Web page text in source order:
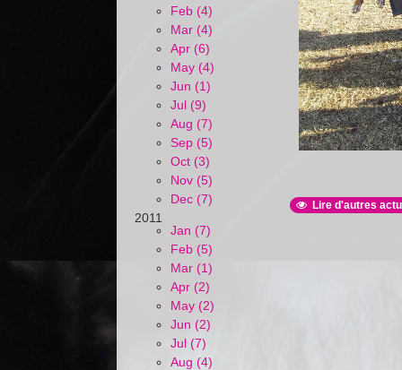
Feb (4)
Mar (4)
Apr (6)
May (4)
Jun (1)
Jul (9)
Aug (7)
Sep (5)
Oct (3)
Nov (5)
Dec (7)
2011
Jan (7)
Feb (5)
Mar (1)
Apr (2)
May (2)
Jun (2)
Jul (7)
Aug (4)
Lire d'autres